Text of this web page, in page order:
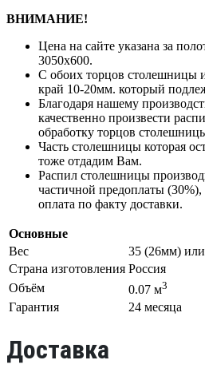
ВНИМАНИЕ!
Цена на сайте указана за
3050х600.
С обоих торцов столешницы
край 10-20мм. который
Благодаря нашему
качественно произвести
обработку торцов
Часть столешницы которая
тоже отдадим Вам.
Распил столешницы
частичной предоплаты
оплата по факту доставки.
Основные
Вес
35 (26мм)
Страна изготовления Россия
Объём
0.07 м3
Гарантия 24 месяца
Доставка